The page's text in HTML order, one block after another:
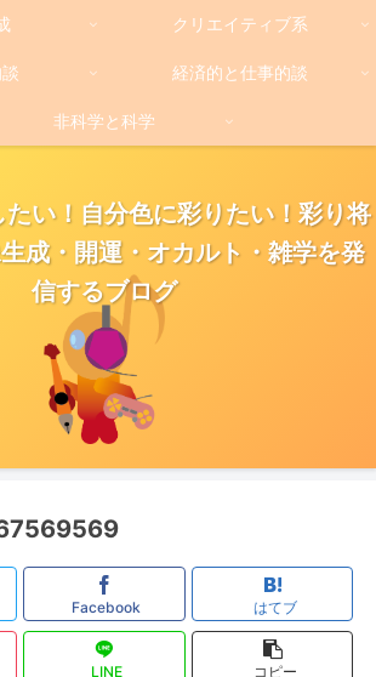
い！自分色に彩りたい！彩り将
成・開運・オカルト・雑学を発
信するブログ
クリエイティブ系
経済的と仕事的談
非科学と科学
Facebook はてブ
LINE コピー